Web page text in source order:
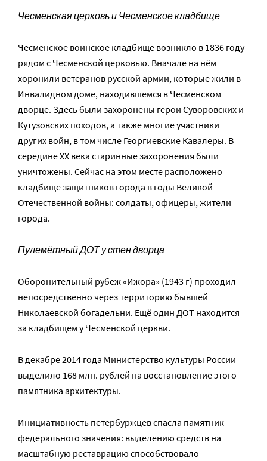
Чесменская церковь и Чесменское кладбище
Чесменское воинское кладбище возникло в 1836 году
рядом с Чесменской церковью. Вначале на нём
хоронили ветеранов русской армии, которые жили в
Инвалидном доме, находившемся в Чесменском
дворце. Здесь были захоронены герои Cуворовских и
Кутузовских походов, а также многие участники
других войн, в том числе Георгиевские Кавалеры. В
середине ХХ века старинные захоронения были
уничтожены. Сейчас на этом месте расположено
кладбище защитников города в годы Великой
Отечественной войны: солдаты, офицеры, жители
города.
Пулемётный ДОТ у стен дворца
Оборонительный рубеж «Ижора» (1943 г) проходил
непосредственно через территорию бывшей
Николаевской богадельни. Ещё один ДОТ находится
за кладбищем у Чесменской церкви.
В декабре 2014 года Министерство культуры России
выделило 168 млн. рублей на восстановление этого
памятника архитектуры.
Инициативность петербуржцев спасла памятник
федерального значения: выделению средств на
масштабную реставрацию способствовало